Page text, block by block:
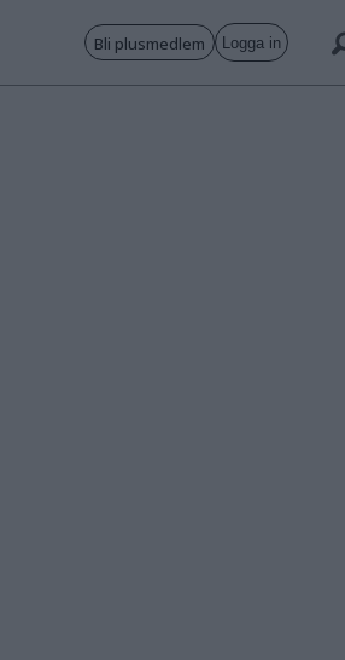
Bli plusmedlem Logga in